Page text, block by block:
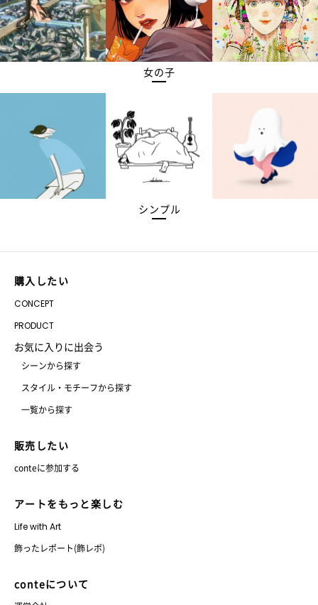
女の子
シンプル
購入したい
CONCEPT
PRODUCT
お気に入りに出会う
シーンから探す
スタイル・モチーフから探す
一覧から探す
販売したい
conteに参加する
アートをもっと楽しむ
Life with Art
飾ったレポート(飾レポ)
conteについて